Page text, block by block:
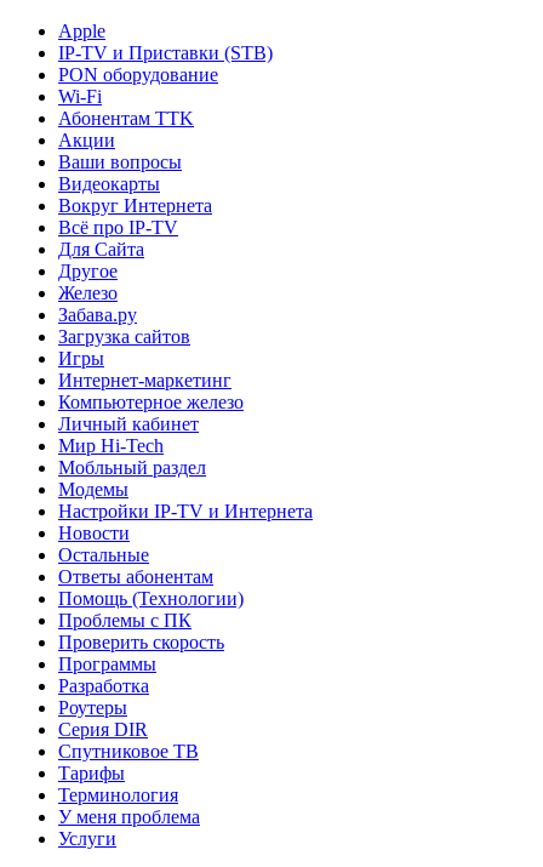
Apple
IP-TV и Приставки (STB)
PON оборудование
Wi-Fi
Абонентам TTK
Акции
Ваши вопросы
Видеокарты
Вокруг Интернета
Всё про IP-TV
Для Сайта
Другое
Железо
Забава.ру
Загрузка сайтов
Игры
Интернет-маркетинг
Компьютерное железо
Личный кабинет
Мир Hi-Tech
Мобльный раздел
Модемы
Настройки IP-TV и Интернета
Новости
Остальные
Ответы абонентам
Помощь (Технологии)
Проблемы с ПК
Проверить скорость
Программы
Разработка
Роутеры
Серия DIR
Спутниковое ТВ
Тарифы
Терминология
У меня проблема
Услуги